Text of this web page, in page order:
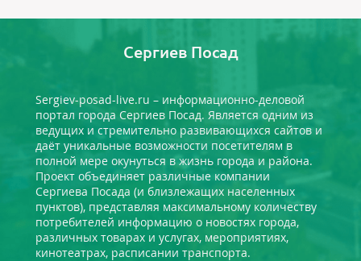
Сергиев Посад
Sergiev-posad-live.ru – информационно-деловой
портал города Сергиев Посад. Является одним из
ведущих и стремительно развивающихся сайтов и
даёт уникальные возможности посетителям в
полной мере окунуться в жизнь города и района.
Проект объединяет различные компании
Сергиева Посада (и близлежащих населенных
пунктов), представляя максимальному количеству
потребителей информацию о новостях города,
различных товарах и услугах, мероприятиях,
кинотеатрах, расписании транспорта.